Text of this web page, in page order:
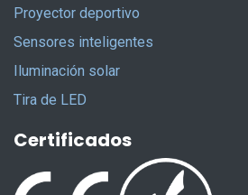
Proyector deportivo
Sensores inteligentes
Iluminación solar
Tira de LED
Certificados